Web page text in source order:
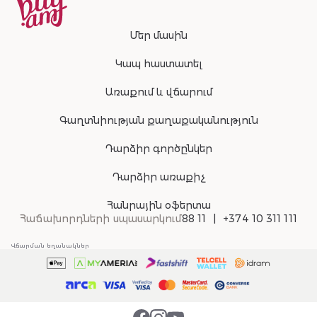
Մեր մասին
Կապ հաստատել
Առաքում և վճարում
Գաղտնիության քաղաքականություն
Դարձիր գործընկեր
Դարձիր առաքիչ
Հանրային օֆերտա
Հաճախորդների սպասարկում88 11 +374 10 311 111
Վճարման եղանակներ